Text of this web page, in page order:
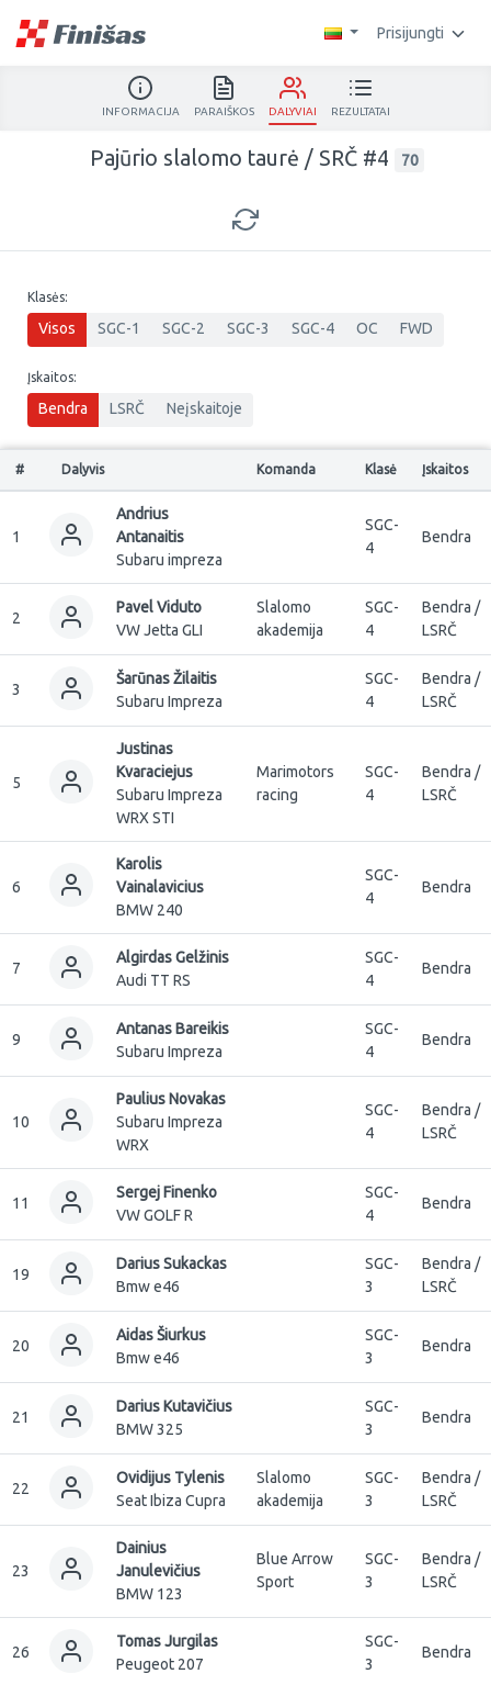
Prisijungti
INFORMACIJA PARAIŠKOS DALYVIAI REZULTATAI
Pajūrio slalomo taurė / SRČ #4 70
Klasės:
Visos SGC-1 SGC-2 SGC-3 SGC-4 OC FWD
Įskaitos:
Bendra LSRČ Neįskaitoje
# Dalyvis Komanda Klasė Įskaitos
1
Andrius
Antanaitis
Subaru impreza
SGC-
4
Bendra
2
Pavel Viduto
VW Jetta GLI
Slalomo
akademija
SGC-
4
Bendra /
LSRČ
3
Šarūnas Žilaitis
Subaru Impreza
SGC-
4
Bendra /
LSRČ
5
Justinas
Kvaraciejus
Subaru Impreza
WRX STI
Marimotors
racing
SGC-
4
Bendra /
LSRČ
6
Karolis
Vainalavicius
BMW 240
SGC-
4
Bendra
7
Algirdas Gelžinis
Audi TT RS
SGC-
4
Bendra
9
Antanas Bareikis
Subaru Impreza
SGC-
4
Bendra
10
Paulius Novakas
Subaru Impreza
WRX
SGC-
4
Bendra /
LSRČ
11
Sergej Finenko
VW GOLF R
SGC-
4
Bendra
19
Darius Sukackas
Bmw e46
SGC-
3
Bendra /
LSRČ
20
Aidas Šiurkus
Bmw e46
SGC-
3
Bendra
21
Darius Kutavičius
BMW 325
SGC-
3
Bendra
22
Ovidijus Tylenis
Seat Ibiza Cupra
Slalomo
akademija
SGC-
3
Bendra /
LSRČ
23
Dainius
Janulevičius
BMW 123
Blue Arrow
Sport
SGC-
3
Bendra /
LSRČ
26
Tomas Jurgilas
Peugeot 207
SGC-
3
Bendra